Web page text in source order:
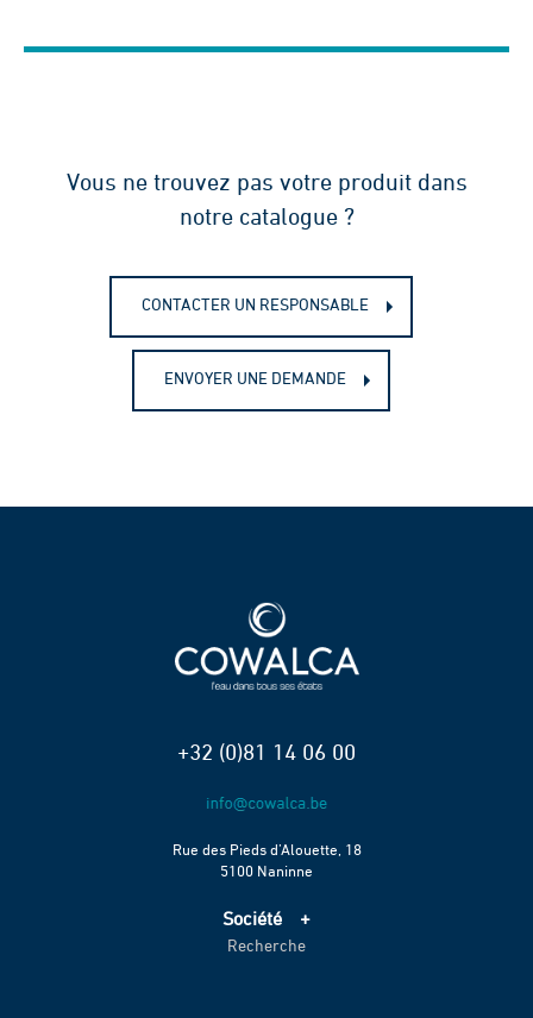
Vous ne trouvez pas votre produit dans
notre catalogue ?
CONTACTER UN RESPONSABLE
ENVOYER UNE DEMANDE
+32 (0)81 14 06 00
Rue des Pieds d’Alouette, 18
5100 Naninne
Société
Accueil
Recherche